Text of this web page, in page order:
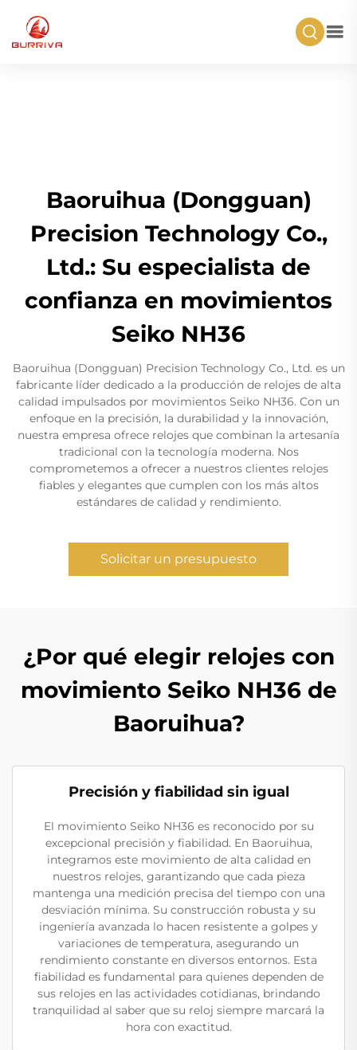
Baoruihua (Dongguan)
Precision Technology Co.,
Ltd.: Su especialista de
confianza en movimientos
Seiko NH36
Baoruihua (Dongguan) Precision Technology Co., Ltd. es un
fabricante líder dedicado a la producción de relojes de alta
calidad impulsados por movimientos Seiko NH36. Con un
enfoque en la precisión, la durabilidad y la innovación,
nuestra empresa ofrece relojes que combinan la artesanía
tradicional con la tecnología moderna. Nos
comprometemos a ofrecer a nuestros clientes relojes
fiables y elegantes que cumplen con los más altos
estándares de calidad y rendimiento.
Solicitar un presupuesto
¿Por qué elegir relojes con
movimiento Seiko NH36 de
Baoruihua?
Precisión y fiabilidad sin igual
El movimiento Seiko NH36 es reconocido por su
excepcional precisión y fiabilidad. En Baoruihua,
integramos este movimiento de alta calidad en
nuestros relojes, garantizando que cada pieza
mantenga una medición precisa del tiempo con una
desviación mínima. Su construcción robusta y su
ingeniería avanzada lo hacen resistente a golpes y
variaciones de temperatura, asegurando un
rendimiento constante en diversos entornos. Esta
fiabilidad es fundamental para quienes dependen de
sus relojes en las actividades cotidianas, brindando
tranquilidad al saber que su reloj siempre marcará la
hora con exactitud.